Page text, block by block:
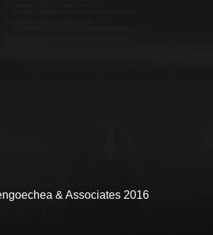
& Associates 2016